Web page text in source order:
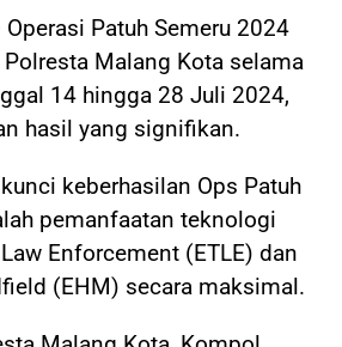
Operasi Patuh Semeru 2024
Malang Kota selama
14 hingga 28 Juli 2024,
hasil yang signifikan.
keberhasilan Ops Patuh
pemanfaatan teknologi
Enforcement (ETLE) dan
(EHM) secara maksimal.